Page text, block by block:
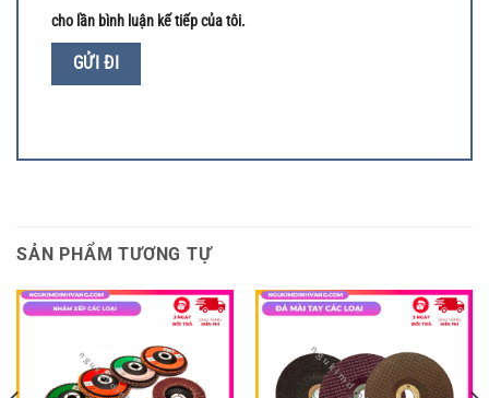
cho lần bình luận kế tiếp của tôi.
SẢN PHẨM TƯƠNG TỰ